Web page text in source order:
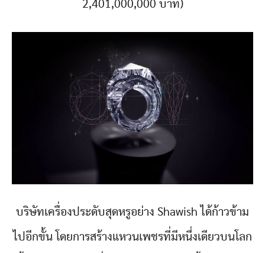
2,401,000,000 บาท)
บริษัทเครื่องประดับสุดหรูอย่าง Shawish ได้ก้าวข้าม
ไปอีกขั้น โดยการสร้างแหวนเพชรที่มีหนึ่งเดียวบนโลก